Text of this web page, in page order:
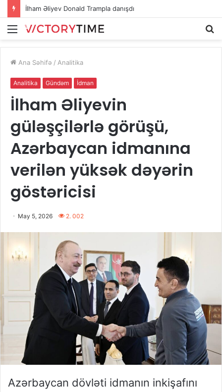
İlham Əliyev Donald Trampla danışdı
Menu
Ana Səhifə / Analitika
Analitika Gündəm İdman
İlham Əliyevin
güləşçilərlə görüşü,
Azərbaycan idmanına
verilən yüksək dəyərin
göstəricisi
May 5, 2026 2. 002
Azərbaycan dövləti idmanın inkişafını